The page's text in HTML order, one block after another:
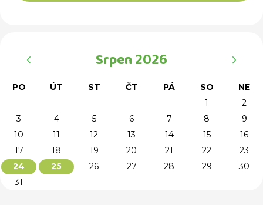
Srpen 2026
PO ÚT ST ČT PÁ SO
NE
1
2
3
4 5 6 7 8
9
10
11 12 13 14 15
16
17
18 19 20 21 22
23
24
25 26 27 28 29
30
31